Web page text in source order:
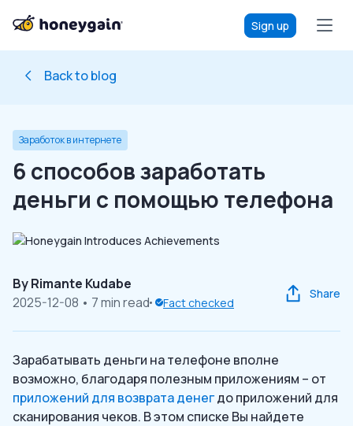
Sign up
Back to blog
Заработок в интернете
6 способов заработать
деньги с помощью телефона
ByRimante Kudabe
2025-12-08 • 7 min read Fact checked
Share
Зарабатывать деньги на телефоне вполне
возможно, благодаря полезным приложениям – от
приложений для возврата денегдо приложений для
сканирования чеков. В этом списке Вы найдете